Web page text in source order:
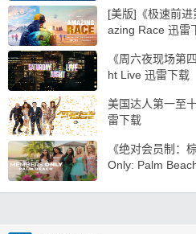
[美版]《极速前
azing Race 迅雷
《周六夜现场第
ht Live 迅雷下载
美国达人第一至
雷下载
《绝对会员制：
Only: Palm